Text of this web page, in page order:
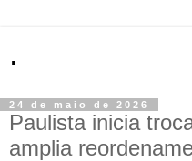
.
24 de maio de 2026
Paulista inicia
amplia